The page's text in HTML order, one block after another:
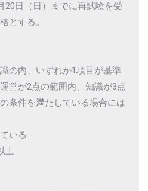
20日（日）までに再試験を受
とする。
の内、いずれか1項目が基準
営が2点の範囲内、知識が3点
条件を満たしている場合には
いる
上